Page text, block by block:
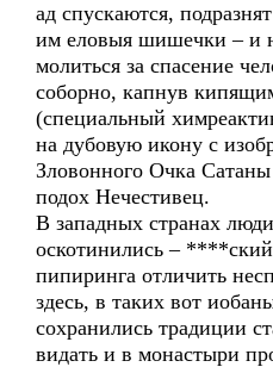
ад спускаются,
им еловыя шишечки – и
молиться за спасение
соборно, капнув
(специальный
на дубовую икону с
Зловонного Очка
подох Нечестивец.
В западных странах
оскотинились – ****ский
пипиринга отличить
здесь, в таких вот
сохранились традиции
видать и в монастыри